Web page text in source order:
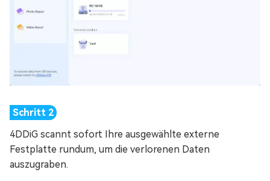
4DDiG scannt sofort Ihre ausgewählte externe
Festplatte rundum, um die verlorenen Daten
auszugraben.